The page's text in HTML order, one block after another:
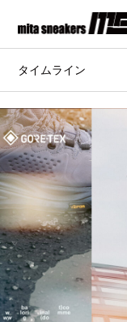
タイムライン
adidas
ASICS
COLE
crocs
FEATURE
GOODS